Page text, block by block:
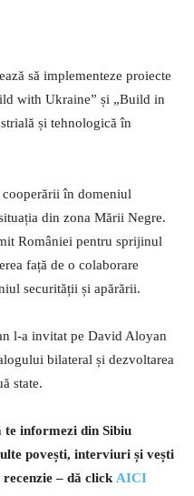
să implementeze proiecte
with Ukraine” și „Build in
și tehnologică în
în domeniul
din zona Mării Negre.
României pentru sprijinul
față de o colaborare
securității și apărării.
l-a invitat pe David Aloyan
bilateral și dezvoltarea
state.
informezi din Sibiu
povești, interviuri și vești
recenzie – dă click AICI